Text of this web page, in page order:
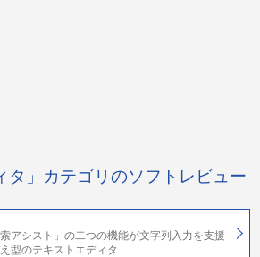
タ」カテゴリのソフトレビュー
アシスト」の二つの機能が文字列入力を支援
型のテキストエディタ